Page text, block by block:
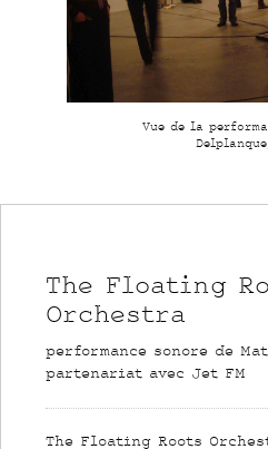
Vue de la
The Floating
Orchestra
performance sonore de
partenariat avec Jet FM
The Floating Roots